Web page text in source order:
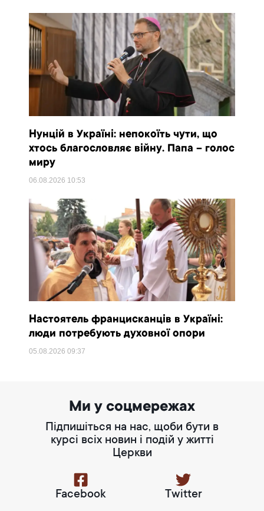
Нунцій в Україні: непокоїть чути, що
хтось благословляє війну. Папа – голос
миру
06.08.2026 10:53
Настоятель францисканців в Україні:
люди потребують духовної опори
05.08.202609:37
Ми у соцмережах
Підпишіться на нас, щоби бути в
курсі всіх новин і подій у житті
Церкви
Facebook Twitter